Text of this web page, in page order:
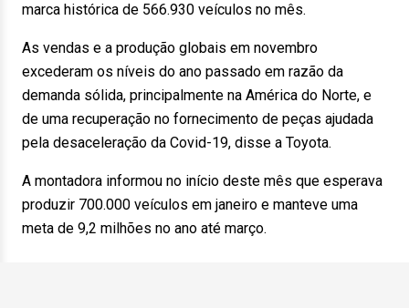
marca histórica de 566.930 veículos no mês.
As vendas e a produção globais em novembro
excederam os níveis do ano passado em razão da
demanda sólida, principalmente na América do Norte, e
de uma recuperação no fornecimento de peças ajudada
pela desaceleração da Covid-19, disse a Toyota.
A montadora informou no início deste mês que esperava
produzir 700.000 veículos em janeiro e manteve uma
meta de 9,2 milhões no ano até março.